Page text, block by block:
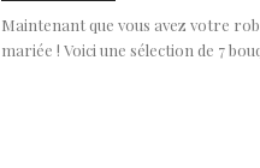
Maintenant que vous avez votre
mariée ! Voici une sélection de 7